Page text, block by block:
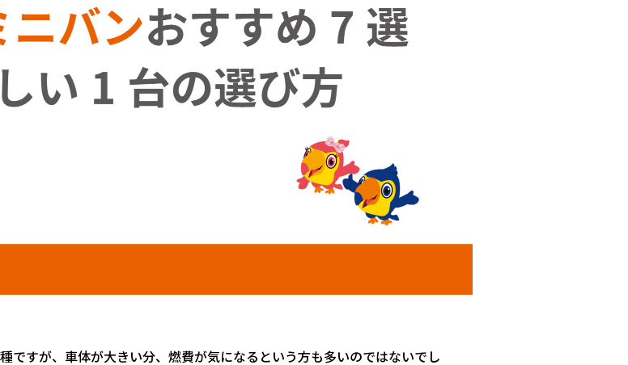
ですが、車体が大きい分、燃費が気になるという方も多いのではないでし